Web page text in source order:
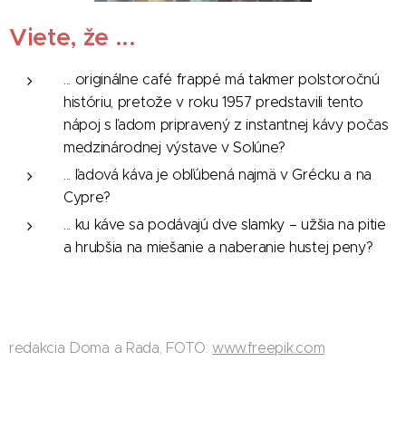
Viete, že ...
... originálne café frappé má takmer polstoročnú
históriu, pretože v roku 1957 predstavili tento
nápoj s ľadom pripravený z instantnej kávy počas
medzinárodnej výstave v Solúne?
... ľadová káva je obľúbená najmä v Grécku a na
Cypre?
... ku káve sa podávajú dve slamky – užšia na pitie
a hrubšia na miešanie a naberanie hustej peny?
redakcia Doma a Rada, FOTO:www.freepik.com